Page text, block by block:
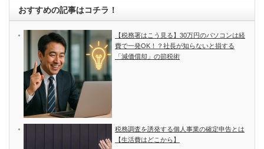
おすすめの記事はコチラ！
【税務署はこう見る】30万円のパソコンは経
費で一発OK！？社長が知らないと損する
「減価償却」の節税術
税務調査を誘発する個人事業の確定申告とは
【生活費はどこから】